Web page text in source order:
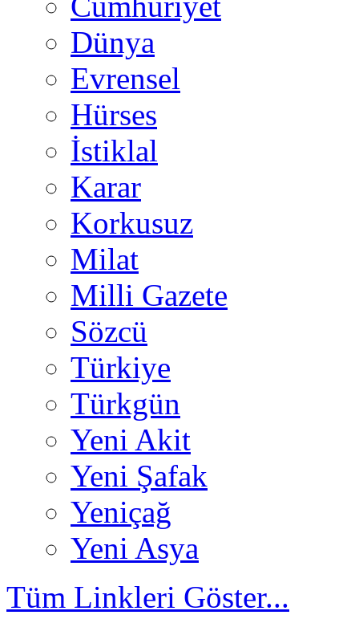
Dünya
Evrensel
Hürses
İstiklal
Karar
Korkusuz
Milat
Milli Gazete
Sözcü
Türkiye
Türkgün
Yeni Akit
Yeni Şafak
Yeniçağ
Yeni Asya
Tüm Linkleri Göster...